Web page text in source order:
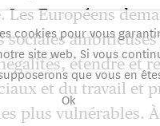
Les Européens
sociales
étendre et
et du travail et
plus vulnérables.
cookies pour vous
site web. Si vous
que vous en
Ok